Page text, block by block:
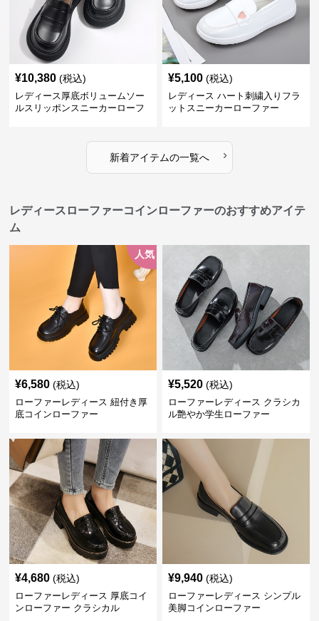
¥10,380 (税込)
レディース厚底ボリュームソー
ルスリッポンスニーカーローフ
¥5,100 (税込)
レディース ハート刺繍入りフラ
ットスニーカーローファー
新着アイテムの一覧へ ›
レディースローファーコインローファーのおすすめアイテ
ム
人気
¥6,580 (税込)
ローファーレディース 紐付き厚
底コインローファー
¥5,520 (税込)
ローファーレディース クラシカ
ル艶やか学生ローファー
¥4,680 (税込)
ローファーレディース 厚底コイ
ンローファー クラシカル
¥9,940 (税込)
ローファーレディース シンプル
美脚コインローファー